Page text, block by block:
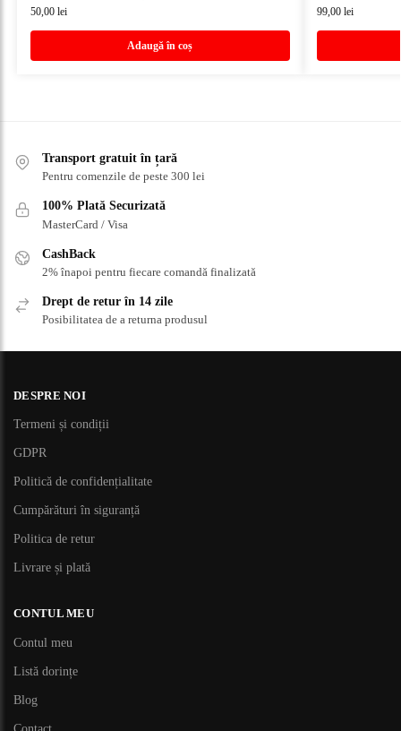
50,00 lei
Adaugă în coș
99,00 lei
Transport gratuit în țară
Pentru comenzile de peste 300 lei
100% Plată Securizată
MasterCard / Visa
CashBack
2% înapoi pentru fiecare comandă finalizată
Drept de retur în 14 zile
Posibilitatea de a returna produsul
DESPRE NOI
Termeni și condiții
GDPR
Politică de confidențialitate
Cumpărături în siguranță
Politica de retur
Livrare și plată
CONTUL MEU
Contul meu
Listă dorințe
Blog